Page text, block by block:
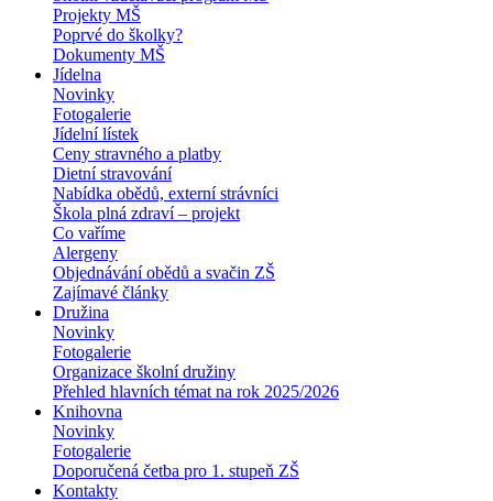
Projekty MŠ
Poprvé do školky?
Dokumenty MŠ
Jídelna
Novinky
Fotogalerie
Jídelní lístek
Ceny stravného a platby
Dietní stravování
Nabídka obědů, externí strávníci
Škola plná zdraví – projekt
Co vaříme
Alergeny
Objednávání obědů a svačin ZŠ
Zajímavé články
Družina
Novinky
Fotogalerie
Organizace školní družiny
Přehled hlavních témat na rok 2025/2026
Knihovna
Novinky
Fotogalerie
Doporučená četba pro 1. stupeň ZŠ
Kontakty